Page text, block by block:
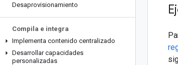
Desaprovisionamiento
Compila e integra
Implementa contenido centralizado
Desarrollar capacidades
personalizadas